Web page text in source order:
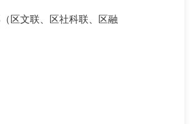
区文联、区社科联、区融